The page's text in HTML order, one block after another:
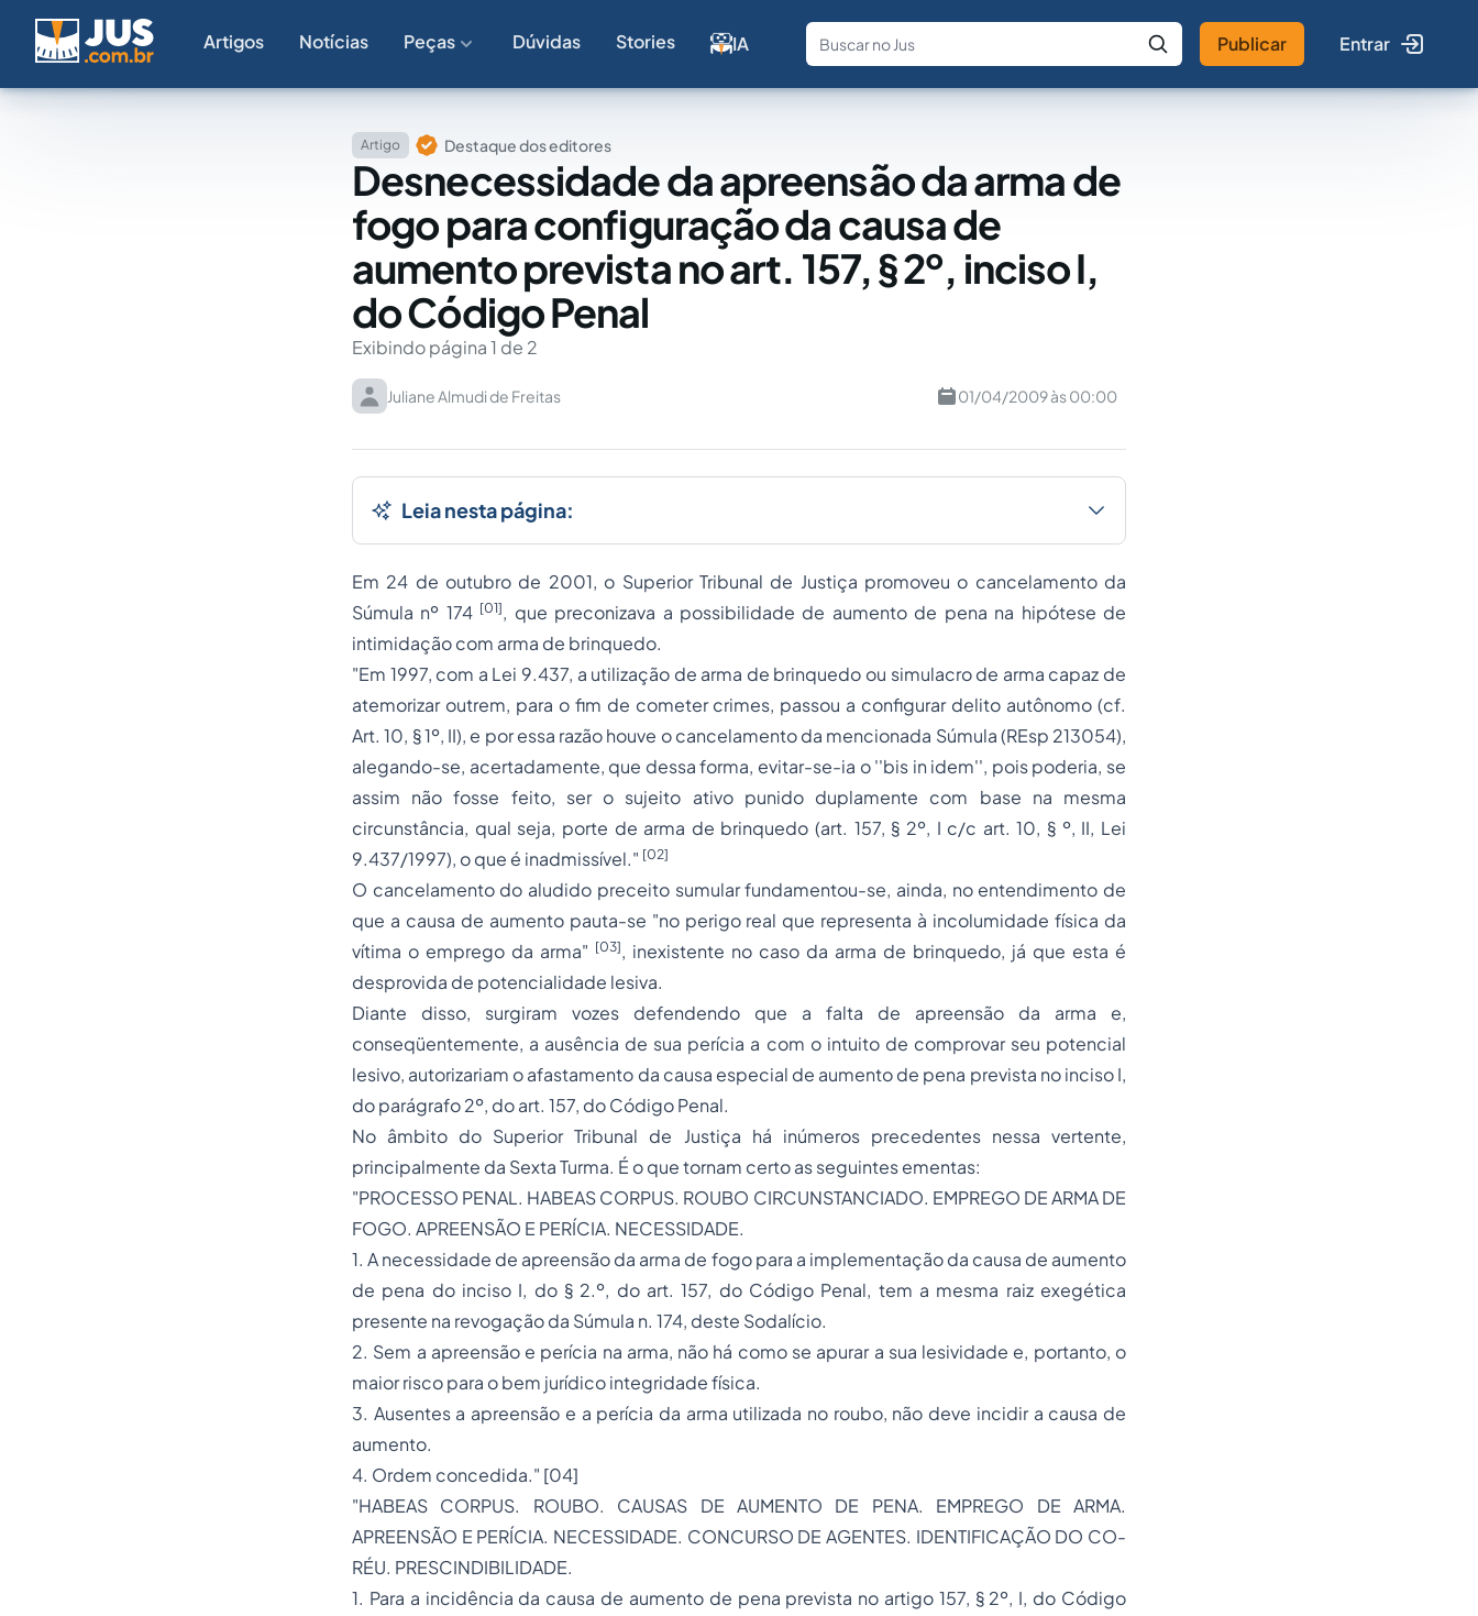
Artigos Notícias Peças Dúvidas Stories IA
Fale com a IA Buscar no Jus
Publicar Entrar
Artigo Destaque dos editores
Desnecessidade da apreensão da arma de
fogo para configuração da causa de
aumento prevista no art. 157, § 2º, inciso I,
do Código Penal
Exibindo página 1 de 2
Juliane Almudi de Freitas 01/04/2009 às 00:00
Leia nesta página:
Em 24 de outubro de 2001, o Superior Tribunal de Justiça promoveu o cancelamento da
Súmula nº 174 [01], que preconizava a possibilidade de aumento de pena na hipótese de
intimidação com arma de brinquedo.
"Em 1997, com a Lei 9.437, a utilização de arma de brinquedo ou simulacro de arma capaz de
atemorizar outrem, para o fim de cometer crimes, passou a configurar delito autônomo (cf.
Art. 10, § 1º, II), e por essa razão houve o cancelamento da mencionada Súmula (REsp 213054),
alegando-se, acertadamente, que dessa forma, evitar-se-ia o ''bis in idem'', pois poderia, se
assim não fosse feito, ser o sujeito ativo punido duplamente com base na mesma
circunstância, qual seja, porte de arma de brinquedo (art. 157, § 2º, I c/c art. 10, § º, II, Lei
9.437/1997), o que é inadmissível." [02]
O cancelamento do aludido preceito sumular fundamentou-se, ainda, no entendimento de
que a causa de aumento pauta-se "no perigo real que representa à incolumidade física da
vítima o emprego da arma" [03], inexistente no caso da arma de brinquedo, já que esta é
desprovida de potencialidade lesiva.
Diante disso, surgiram vozes defendendo que a falta de apreensão da arma e,
conseqüentemente, a ausência de sua perícia a com o intuito de comprovar seu potencial
lesivo, autorizariam o afastamento da causa especial de aumento de pena prevista no inciso I,
do parágrafo 2º, do art. 157, do Código Penal.
No âmbito do Superior Tribunal de Justiça há inúmeros precedentes nessa vertente,
principalmente da Sexta Turma. É o que tornam certo as seguintes ementas:
"PROCESSO PENAL. HABEAS CORPUS. ROUBO CIRCUNSTANCIADO. EMPREGO DE ARMA DE
FOGO. APREENSÃO E PERÍCIA. NECESSIDADE.
1. A necessidade de apreensão da arma de fogopara a implementação da causa de aumento
de pena do inciso I, do § 2.º, do art. 157, do Código Penal, tem a mesma raiz exegética
presente na revogação da Súmula n. 174, deste Sodalício.
2. Sem a apreensão e perícia na arma, não há como se apurar a sua lesividade e, portanto, o
maior risco para o bem jurídico integridade física.
3. Ausentes a apreensão e a perícia da arma utilizada no roubo, não deve incidir a causa de
aumento.
4. Ordem concedida." [04]
"HABEAS CORPUS. ROUBO. CAUSAS DE AUMENTO DE PENA. EMPREGO DE ARMA.
APREENSÃO E PERÍCIA. NECESSIDADE. CONCURSO DE AGENTES. IDENTIFICAÇÃO DO CO-
RÉU. PRESCINDIBILIDADE.
1. Para a incidência da causa de aumento de pena prevista no artigo 157, § 2º, I, do Código